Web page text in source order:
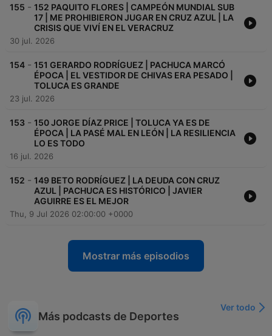
155 - 152 PAQUITO FLORES | CAMPEÓN MUNDIAL SUB
17 | ME PROHIBIERON JUGAR EN CRUZ AZUL | LA
CRISIS QUE VIVÍ EN EL VERACRUZ
30 jul. 2026
154 - 151 GERARDO RODRÍGUEZ | PACHUCA MARCÓ
ÉPOCA | EL VESTIDOR DE CHIVAS ERA PESADO |
TOLUCA ES GRANDE
23 jul. 2026
153 - 150 JORGE DÍAZ PRICE | TOLUCA YA ES DE
ÉPOCA | LA PASÉ MAL EN LEÓN | LA RESILIENCIA
LO ES TODO
16 jul. 2026
152 - 149 BETO RODRÍGUEZ | LA DEUDA CON CRUZ
AZUL | PACHUCA ES HISTÓRICO | JAVIER
AGUIRRE ES EL MEJOR
Thu, 9 Jul 2026 02:00:00 +0000
Mostrar más episodios
Más podcasts de Deportes
Ver todo